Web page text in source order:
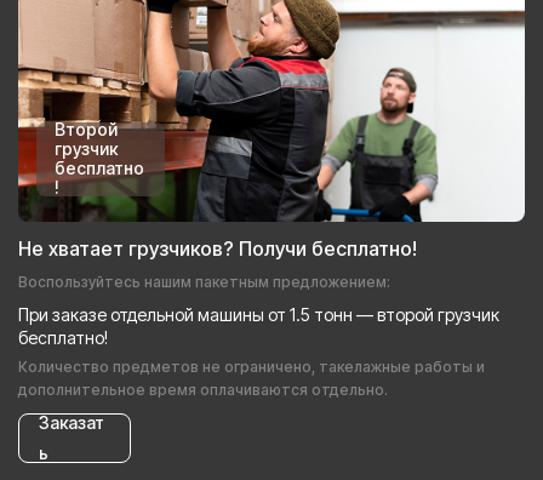
Второй
грузчик
бесплатно
!
Не хватает грузчиков? Получи бесплатно!
Воспользуйтесь нашим пакетным предложением:
При заказе отдельной машины от 1.5 тонн — второй грузчик
бесплатно!
Количество предметов не ограничено, такелажные работы и
дополнительное время оплачиваются отдельно.
Заказат
ь